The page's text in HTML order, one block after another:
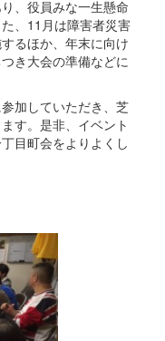
、役員みな一生懸命
、11月は障害者災害
るほか、年末に向け
き大会の準備などに
加していただき、芝
す。是非、イベント
目町会をよりよくし